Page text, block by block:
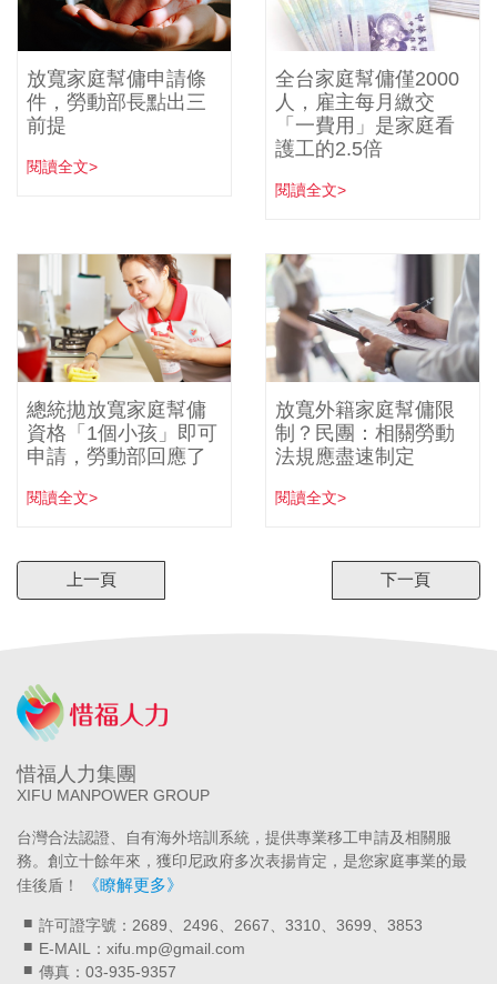
放寬家庭幫傭申請條
件，勞動部長點出三
前提
閱讀全文>
全台家庭幫傭僅2000
人，雇主每月繳交
「一費用」是家庭看
護工的2.5倍
閱讀全文>
總統拋放寬家庭幫傭
資格「1個小孩」即可
申請，勞動部回應了
閱讀全文>
放寬外籍家庭幫傭限
制？民團：相關勞動
法規應盡速制定
閱讀全文>
上一頁 下一頁
惜福人力集團
XIFU MANPOWER GROUP
台灣合法認證、自有海外培訓系統，提供專業移工申請及相關服
務。創立十餘年來，獲印尼政府多次表揚肯定，是您家庭事業的最
佳後盾！
《瞭解更多》
許可證字號：2689、2496、2667、3310、3699、3853
E-MAIL：xifu.mp@gmail.com
傳真：03-935-9357